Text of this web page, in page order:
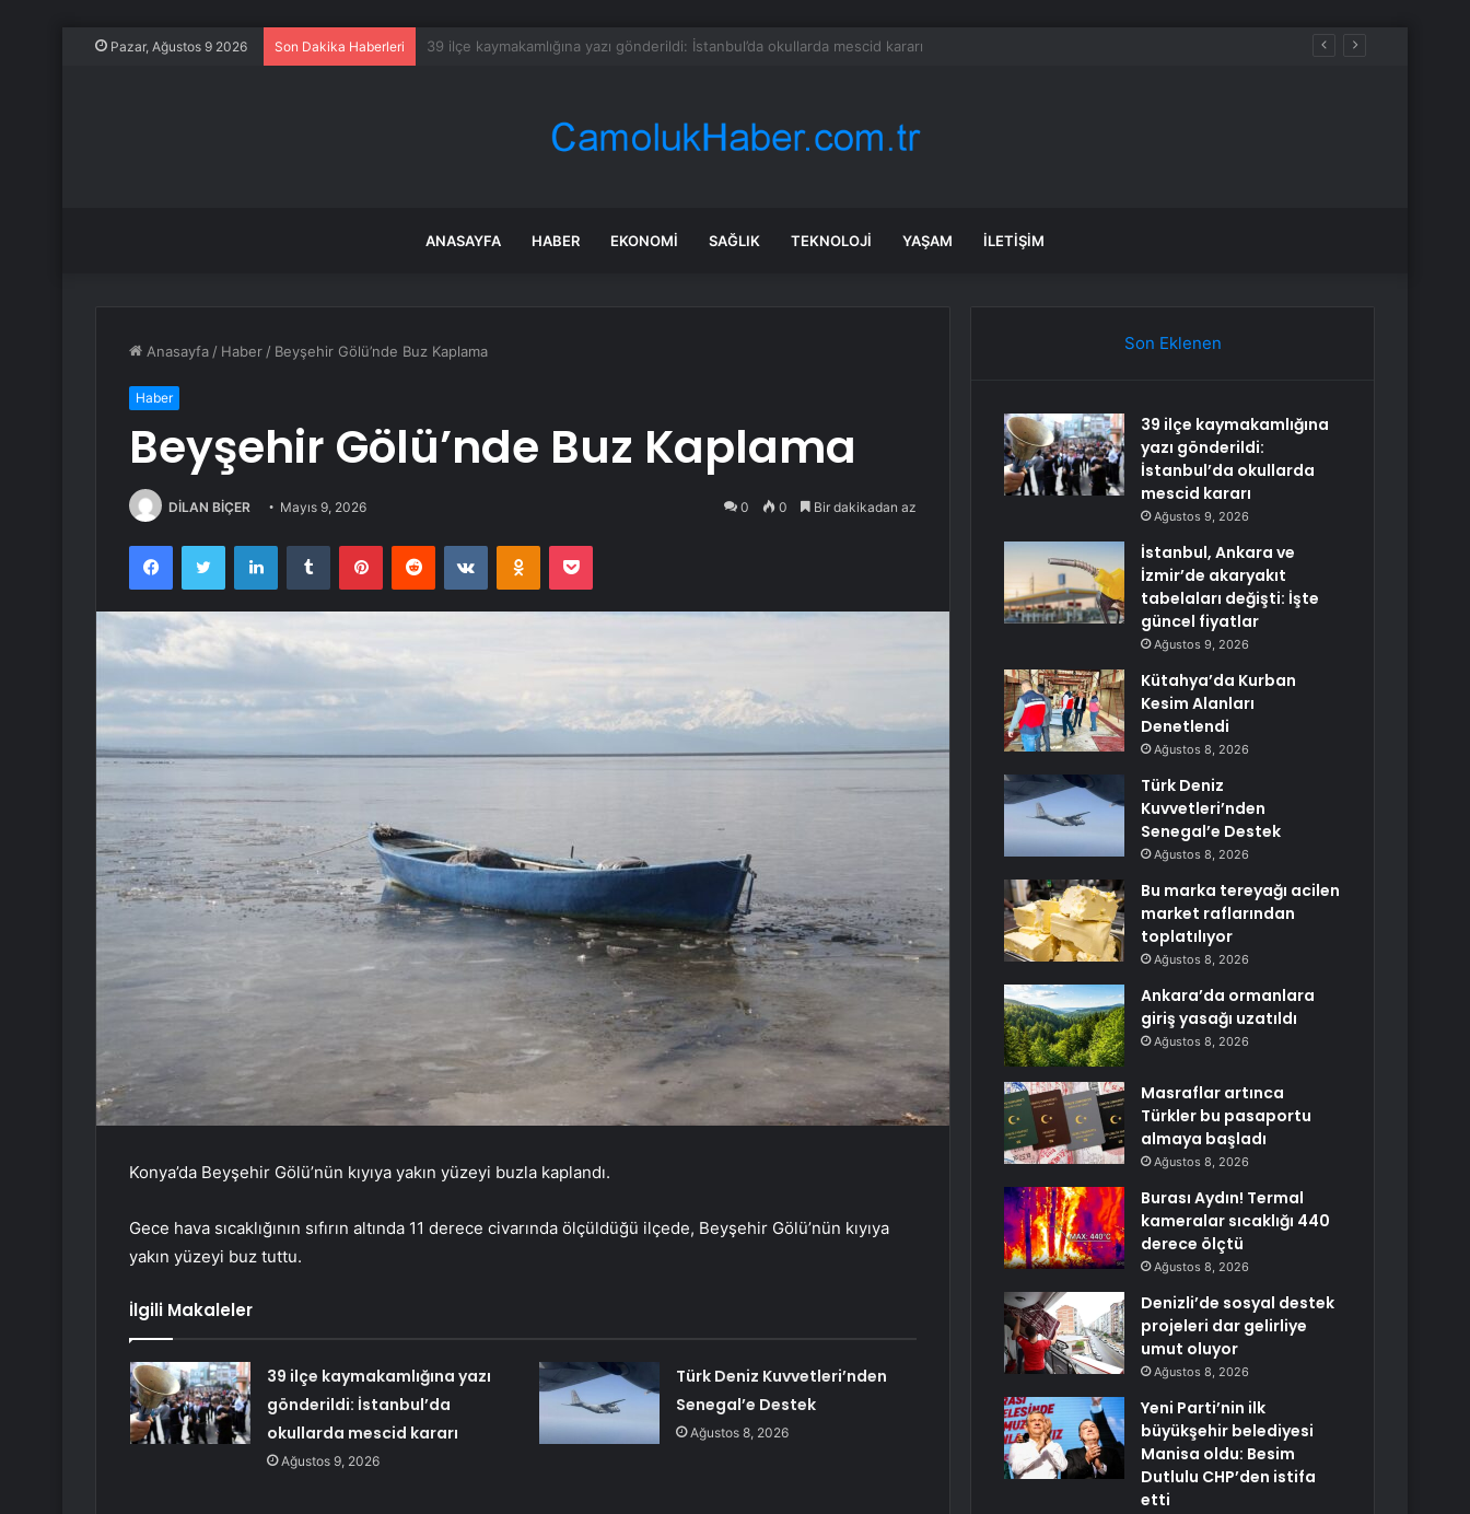
Pazar, Ağustos 9 2026 Son Dakika Haberleri İstanbul, Ankara ve İzmir’de akaryakıt tabelaları değişti: İşte güncel fiyatlar
ANASAYFA HABER EKONOMI SAĞLIK TEKNOLOJI YAŞAM İLETIŞIM
Anasayfa / Haber / Beyşehir Gölü’nde Buz Kaplama
Haber
Beyşehir Gölü’nde Buz Kaplama
DİLAN BİÇER Mayıs 9, 2026 0 0 Bir dakikadan az
FacebookTwitter LinkedInTumblr PinterestReddit VKontakteOdnoklassniki
Pocket
Konya’da Beyşehir Gölü’nün kıyıya yakın yüzeyi buzla kaplandı.
Gece hava sıcaklığının sıfırın altında 11 derece civarında ölçüldüğü ilçede, Beyşehir Gölü’nün kıyıya
yakın yüzeyi buz tuttu.
İlgili Makaleler
39 ilçe kaymakamlığına yazı
gönderildi: İstanbul’da
okullarda mescid kararı
Ağustos 9, 2026
Türk Deniz Kuvvetleri’nden
Senegal’e Destek
Ağustos 8, 2026
Son Eklenen
39 ilçe kaymakamlığına
yazı gönderildi:
İstanbul’da okullarda
mescid kararı
Ağustos 9, 2026
İstanbul, Ankara ve
İzmir’de akaryakıt
tabelaları değişti: İşte
güncel fiyatlar
Ağustos 9, 2026
Kütahya’da Kurban
Kesim Alanları
Denetlendi
Ağustos 8, 2026
Türk Deniz
Kuvvetleri’nden
Senegal’e Destek
Ağustos 8, 2026
Bu marka tereyağı acilen
market raflarından
toplatılıyor
Ağustos 8, 2026
Ankara’da ormanlara
giriş yasağı uzatıldı
Ağustos 8, 2026
Masraflar artınca
Türkler bu pasaportu
almaya başladı
Ağustos 8, 2026
Burası Aydın! Termal
kameralar sıcaklığı 440
derece ölçtü
Ağustos 8, 2026
Denizli’de sosyal destek
projeleri dar gelirliye
umut oluyor
Ağustos 8, 2026
Yeni Parti’nin ilk
büyükşehir belediyesi
Manisa oldu: Besim
Dutlulu CHP’den istifa
etti